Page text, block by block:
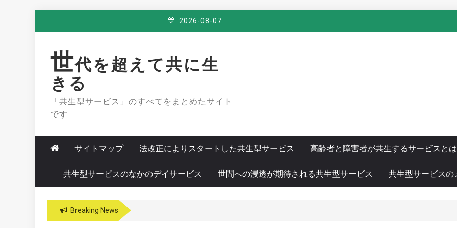
2026-08-07
世代を超えて共に生
きる
「共生型サービス」のすべてをまとめたサイト
です
サイトマップ 法改正によりスタートした共生型サービス 高齢者と障害者が共生するサービスとは
共生型サービスのなかのデイサービス 世間への浸透が期待される共生型サービス 共生型サービスの
Breaking News